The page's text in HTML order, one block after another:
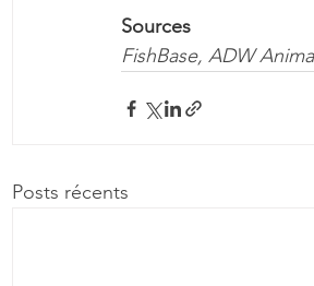
Sources
FishBase, ADW
Posts récents